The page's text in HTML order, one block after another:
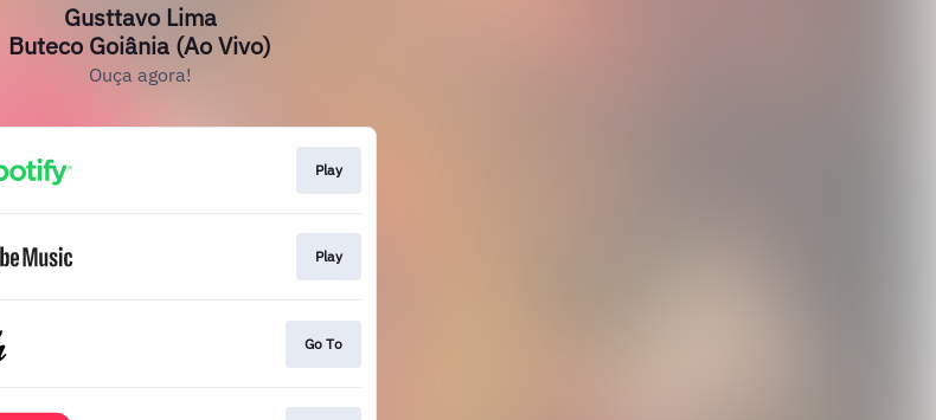
Gusttavo Lima
Buteco Goiânia (Ao Vivo)
Ouça agora!
Play
Play
Go To